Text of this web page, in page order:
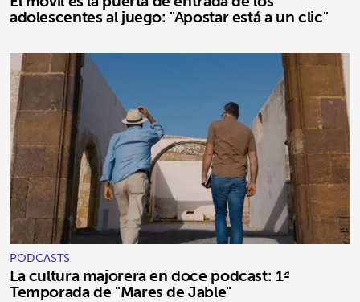
adolescentes al juego: "Apostar está a un clic"
PODCASTS
La cultura majorera en doce podcast: 1ª
Temporada de "Mares de Jable"